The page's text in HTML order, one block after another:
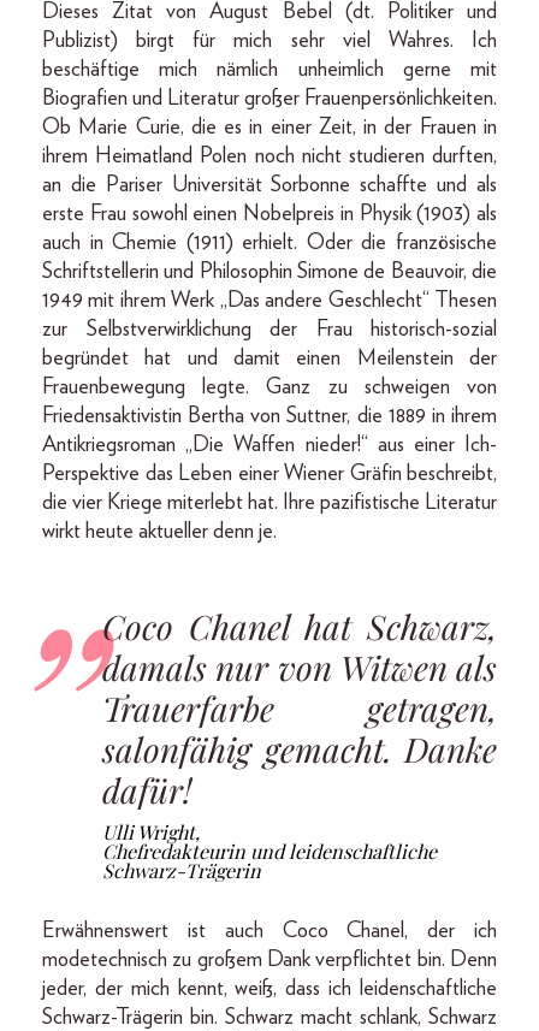
Dieses Zitat von August Bebel (dt. Politiker und
Publizist) birgt für mich sehr viel Wahres. Ich
beschäftige mich nämlich unheimlich gerne mit
Biografien und Literatur großer Frauenpersönlichkeiten.
Ob Marie Curie, die es in einer Zeit, in der Frauen in
ihrem Heimatland Polen noch nicht studieren durften,
an die Pariser Universität Sorbonne schaffte und als
erste Frau sowohl einen Nobelpreis in Physik (1903) als
auch in Chemie (1911) erhielt. Oder die französische
Schriftstellerin und Philosophin Simone de Beauvoir, die
1949 mit ihrem Werk „Das andere Geschlecht“ Thesen
zur Selbstverwirklichung der Frau historisch-sozial
begründet hat und damit einen Meilenstein der
Frauenbewegung legte. Ganz zu schweigen von
Friedensaktivistin Bertha von Suttner, die 1889 in ihrem
Antikriegsroman „Die Waffen nieder!“ aus einer Ich-
Perspektive das Leben einer Wiener Gräfin beschreibt,
die vier Kriege miterlebt hat. Ihre pazifistische Literatur
wirkt heute aktueller denn je.
Coco Chanel hat Schwarz,
damals nur von Witwen als
Trauerfarbe getragen,
salonfähig gemacht. Danke
dafür!
Ulli Wright,
Chefredakteurin und leidenschaftliche
Schwarz-Trägerin
Erwähnenswert ist auch Coco Chanel, der ich
modetechnisch zu großem Dank verpflichtet bin. Denn
jeder, der mich kennt, weiß, dass ich leidenschaftliche
Schwarz-Trägerin bin. Schwarz macht schlank, Schwarz